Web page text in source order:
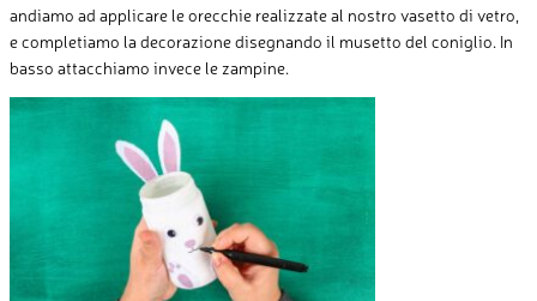
andiamo ad applicare le orecchie realizzate al nostro vasetto di vetro,
e completiamo la decorazione disegnando il musetto del coniglio. In
basso attacchiamo invece le zampine.